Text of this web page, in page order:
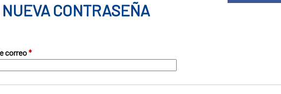
CONTRASEÑA
correo*